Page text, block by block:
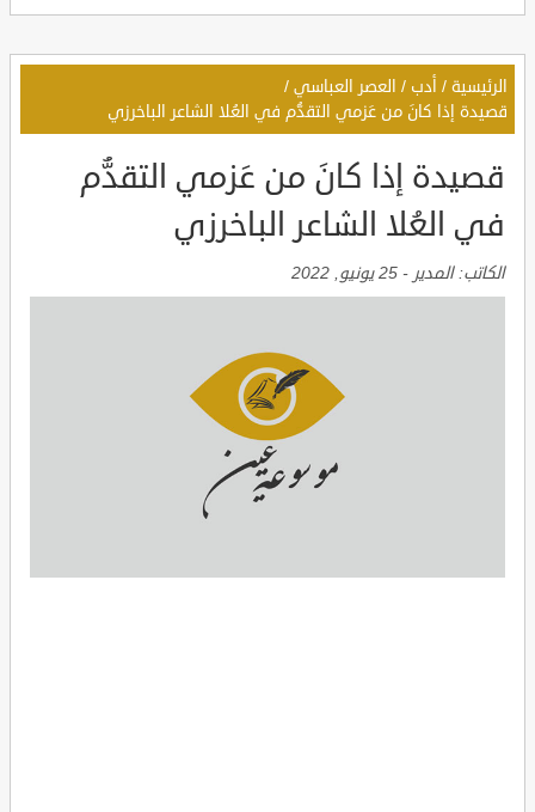
الرئيسية / أدب / العصر العباسي /
قصيدة إذا كانَ من عَزمي التقدُّم في العُلا الشاعر الباخرزي
قصيدة إذا كانَ من عَزمي التقدُّم
في العُلا الشاعر الباخرزي
الكاتب:المدير - 25 يونيو, 2022